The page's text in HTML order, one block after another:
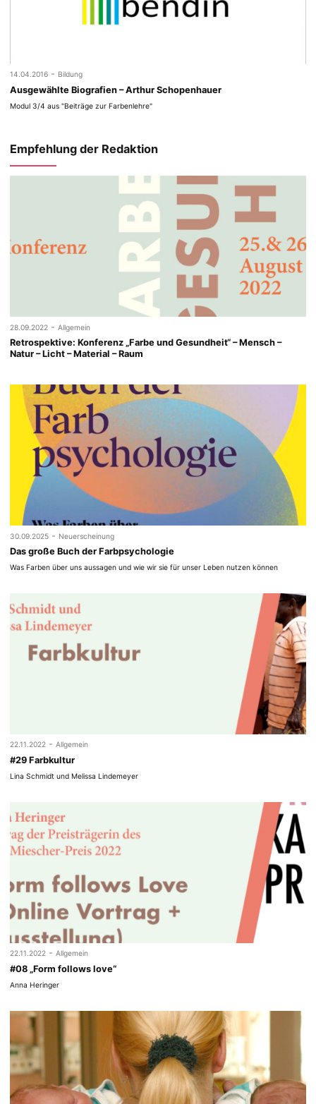
14.04.2016 - Bildung
Ausgewählte Biografien – Arthur Schopenhauer
Modul 3/4 aus "Beiträge zur Farbenlehre"
Empfehlung der Redaktion
28.09.2022 - Allgemein
Retrospektive: Konferenz „Farbe und Gesundheit“ – Mensch –
Natur – Licht – Material – Raum
30.09.2025 - Neuerscheinung
Das große Buch der Farbpsychologie
Was Farben über uns aussagen und wie wir sie für unser Leben nutzen können
22.11.2022 - Allgemein
#29 Farbkultur
Lina Schmidt und Melissa Lindemeyer
22.11.2022 - Allgemein
#08 „Form follows love“
Anna Heringer